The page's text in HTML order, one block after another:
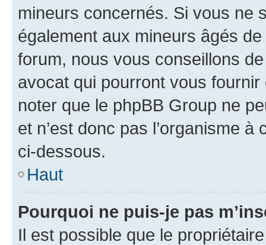
mineurs concernés. Si vous ne
également aux mineurs âgés
forum, nous vous conseillons
avocat qui pourront vous
noter que le phpBB Group ne
et n’est donc pas l’organisme
ci-dessous.
Haut
Pourquoi ne puis-je pas
Il est possible que le